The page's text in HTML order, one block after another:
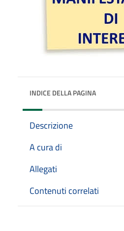
INDICE DELLA PAGINA
Descrizione
A cura di
Allegati
Contenuti correlati